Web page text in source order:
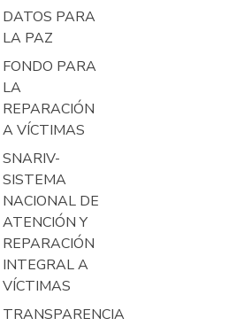
DATOS PARA
LA PAZ
FONDO PARA
LA
REPARACIÓN
A VÍCTIMAS
SNARIV-
SISTEMA
NACIONAL DE
ATENCIÓN Y
REPARACIÓN
INTEGRAL A
VÍCTIMAS
TRANSPARENCIA